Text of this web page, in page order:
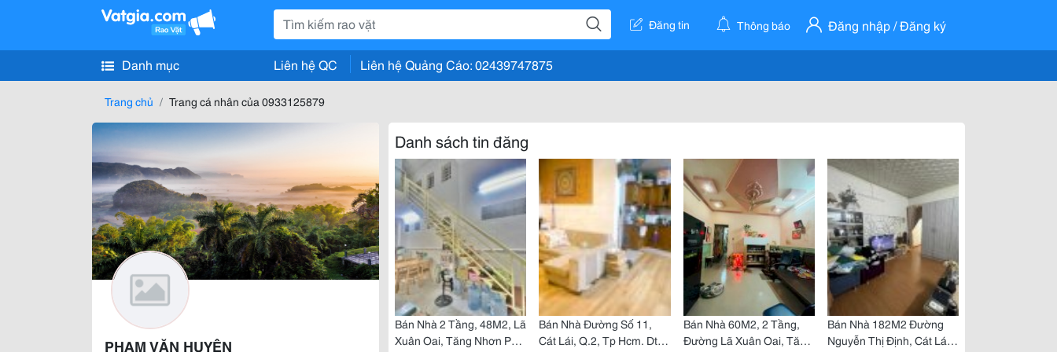
Đăng tin Thông báo Đăng nhập / Đăng ký
Danh mục Liên hệ QC Liên hệ Quảng Cáo: 02439747875
Trang chủ Trang cá nhân của 0933125879
PHẠM VĂN HUYÊN
Danh sách tin đăng
Bán Nhà 2 Tầng, 48M2, Lã
Xuân Oai, Tăng Nhơn Phú
Bán Nhà Đường Số 11,
Cát Lái, Q.2, Tp Hcm. Dt
Bán Nhà 60M2, 2 Tầng,
Đường Lã Xuân Oai, Tăng
Bán Nhà 182M2 Đường
Nguyễn Thị Định, Cát Lái,